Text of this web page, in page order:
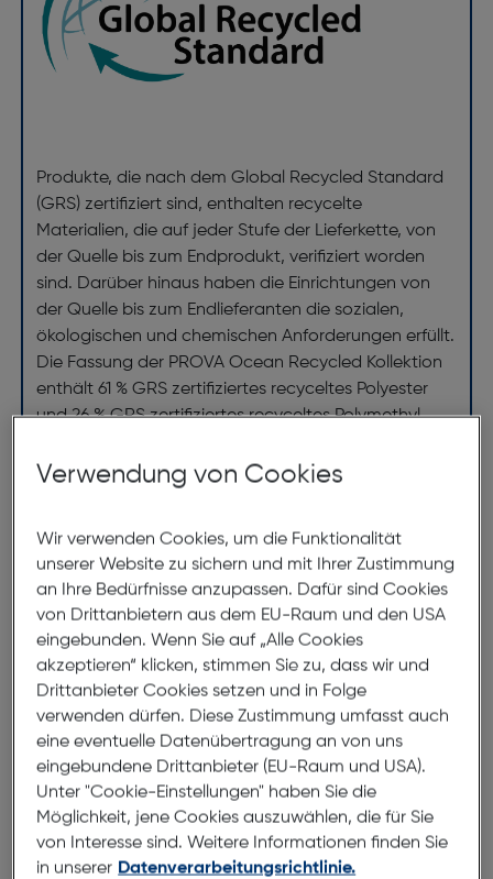
Produkte, die nach dem Global Recycled Standard
(GRS) zertifiziert sind, enthalten recycelte
Materialien, die auf jeder Stufe der Lieferkette, von
der Quelle bis zum Endprodukt, verifiziert worden
sind. Darüber hinaus haben die Einrichtungen von
der Quelle bis zum Endlieferanten die sozialen,
ökologischen und chemischen Anforderungen erfüllt.
Die Fassung der PROVA Ocean Recycled Kollektion
enthält 61 % GRS zertifiziertes recyceltes Polyester
und 26 % GRS zertifiziertes recyceltes Polymethyl
Control Union 1253853. Nur die Produkte, die das
OceanCycle erfüllt internationale Qualitäts-, Ethik-,
Umwelt- und Arbeitsstandards. Käufer von
OceanCycle Certified™-Materialien haben eine
lückenlose Rückverfolgbarkeit von der
Flaschensammlung bis zur Herstellung. Das
Verwendung von Cookies
Wir verwenden Cookies, um die Funktionalität
unserer Website zu sichern und mit Ihrer Zustimmung
an Ihre Bedürfnisse anzupassen. Dafür sind Cookies
von Drittanbietern aus dem EU-Raum und den USA
eingebunden. Wenn Sie auf „Alle Cookies
akzeptieren“ klicken, stimmen Sie zu, dass wir und
Drittanbieter Cookies setzen und in Folge
verwenden dürfen. Diese Zustimmung umfasst auch
eine eventuelle Datenübertragung an von uns
eingebundene Drittanbieter (EU-Raum und USA).
Unter "Cookie-Einstellungen" haben Sie die
Möglichkeit, jene Cookies auszuwählen, die für Sie
von Interesse sind. Weitere Informationen finden Sie
in unserer Datenverarbeitungsrichtlinie.